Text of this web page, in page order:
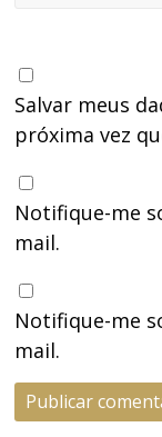
Salvar meus
próxima vez
Notifique-me
mail.
Notifique-me
mail.